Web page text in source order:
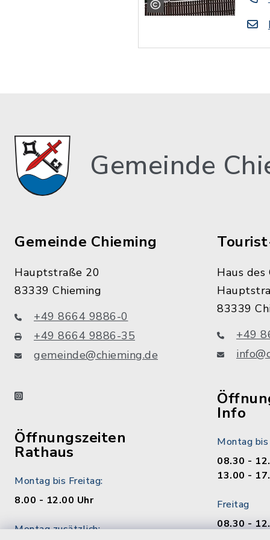
Gemeinde
Gemeinde Chieming
Hauptstraße 20
83339 Chieming
+49 8664 9886-0
+49 8664 9886-35
gemeinde@chieming.de
instagram
Öffnungszeiten
Rathaus
Montag bis Freitag:
8.00 - 12.00 Uhr
Montag zusätzlich:
Haus des
83339
+49
Info
Montag
08.30 -
13.00 -
Freitag
08.30 -